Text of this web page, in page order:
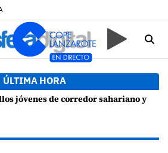
ÚLTIMA HORA
sahariano y episodios de cortejo de hubara cerca del rally de Lanzarote